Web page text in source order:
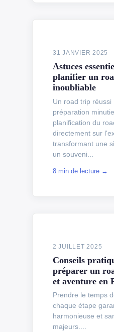
31 JANVIER 2025
Astuces
planifier un
inoubliable
Un road trip réussi
préparation
planification du
directement sur
transformant une
un souveni...
8 min de lecture →
2 JUILLET 2025
Conseils
préparer un
et aventure en
Prendre le temps
chaque étape
harmonieuse et
majeurs....